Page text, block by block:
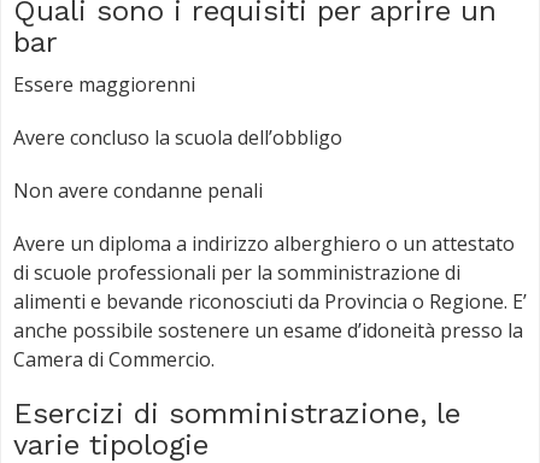
Quali sono i requisiti per aprire un
bar
Essere maggiorenni
Avere concluso la scuola dell’obbligo
Non avere condanne penali
Avere un diploma a indirizzo alberghiero o un attestato
di scuole professionali per la somministrazione di
alimenti e bevande riconosciuti da Provincia o Regione. E’
anche possibile sostenere un esame d’idoneità presso la
Camera di Commercio.
Esercizi di somministrazione, le
varie tipologie